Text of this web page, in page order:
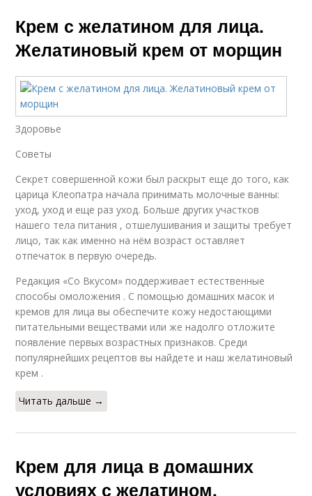
Крем с желатином для лица.
Желатиновый крем от морщин
Здоровье
Советы
Секрет совершенной кожи был раскрыт еще до того, как
царица Клеопатра начала принимать молочные ванны:
уход, уход и еще раз уход. Больше других участков
нашего тела питания , отшелушивания и защиты требует
лицо, так как именно на нём возраст оставляет
отпечаток в первую очередь.
Редакция «Со Вкусом» поддерживает естественные
способы омоложения . С помощью домашних масок и
кремов для лица вы обеспечите кожу недостающими
питательными веществами или же надолго отложите
появление первых возрастных признаков. Среди
популярнейших рецептов вы найдете и наш желатиновый
крем .
Читать дальше →
Крем для лица в домашних
условиях с желатином.